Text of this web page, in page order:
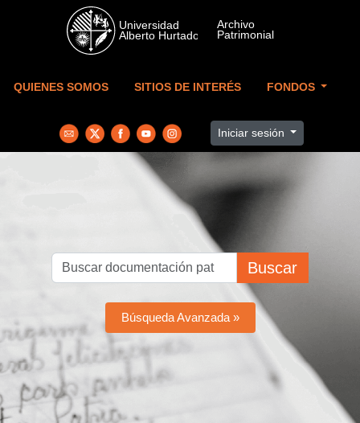
Skip to main content
QUIENES SOMOS SITIOS DE INTERÉS FONDOS
Iniciar sesión
Buscar
Búsqueda Avanzada »